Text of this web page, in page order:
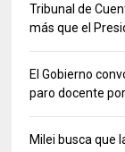
Tribunal de
más que el
El Gobierno
paro docente
Milei busca que